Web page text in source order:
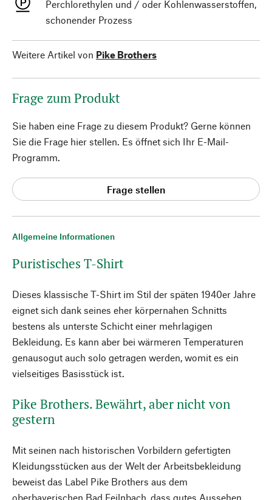
Allgemeine Informationen
Puristisches T-Shirt
Dieses klassische T-Shirt im Stil der späten 1940er Jahre
eignet sich dank seines eher körpernahen Schnitts
bestens als unterste Schicht einer mehrlagigen
Bekleidung. Es kann aber bei wärmeren Temperaturen
genausogut auch solo getragen werden, womit es ein
vielseitiges Basisstück ist.
Pike Brothers. Bewährt, aber nicht von
gestern
Mit seinen nach historischen Vorbildern gefertigten
Kleidungsstücken aus der Welt der Arbeitsbekleidung
beweist das Label Pike Brothers aus dem
oberbayerischen Bad Feilnbach, dass gutes Aussehen
Perchlorethylen und / oder Kohlenwasserstoffen,
schonender Prozess
Weitere Artikel von Pike Brothers
Frage zum Produkt
Sie haben eine Frage zu diesem Produkt? Gerne können
Sie die Frage hier stellen. Es öffnet sich Ihr E-Mail-
Programm.
Frage stellen